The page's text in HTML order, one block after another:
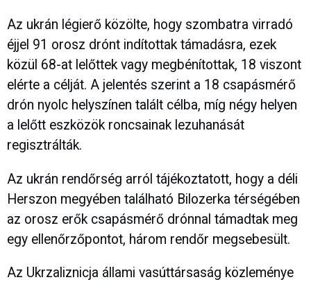
Az ukrán légierő közölte, hogy szombatra virradó
éjjel 91 orosz drónt indítottak támadásra, ezek
közül 68-at lelőttek vagy megbénítottak, 18 viszont
elérte a célját. A jelentés szerint a 18 csapásmérő
drón nyolc helyszínen talált célba, míg négy helyen
a lelőtt eszközök roncsainak lezuhanását
regisztrálták.
Az ukrán rendőrség arról tájékoztatott, hogy a déli
Herszon megyében található Bilozerka térségében
az orosz erők csapásmérő drónnal támadtak meg
egy ellenőrzőpontot, három rendőr megsebesült.
Az Ukrzaliznicja állami vasúttársaság közleménye